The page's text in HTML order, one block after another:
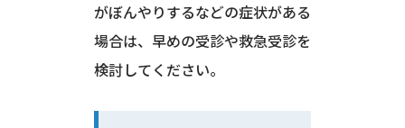
がぼんやりするなどの症状がある
場合は、早めの受診や救急受診を
検討してください。